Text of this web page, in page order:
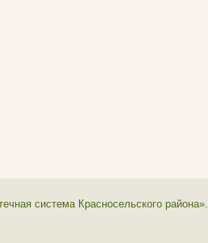
система Красносельского района».